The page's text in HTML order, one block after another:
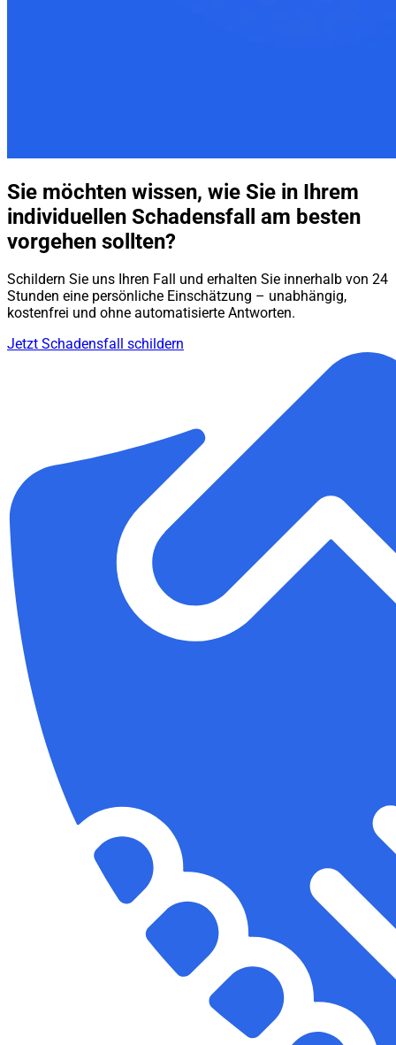
Sie möchten wissen, wie Sie in Ihrem
individuellen Schadensfall am besten
vorgehen sollten?
Schildern Sie uns Ihren Fall und erhalten Sie innerhalb von 24
Stunden eine persönliche Einschätzung – unabhängig,
kostenfrei und ohne automatisierte Antworten.
Jetzt Schadensfall schildern